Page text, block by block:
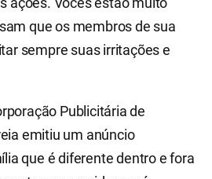
que os membros de sua
sempre suas irritações e
Publicitária de
emitiu um anúncio
que é diferente dentro e fora